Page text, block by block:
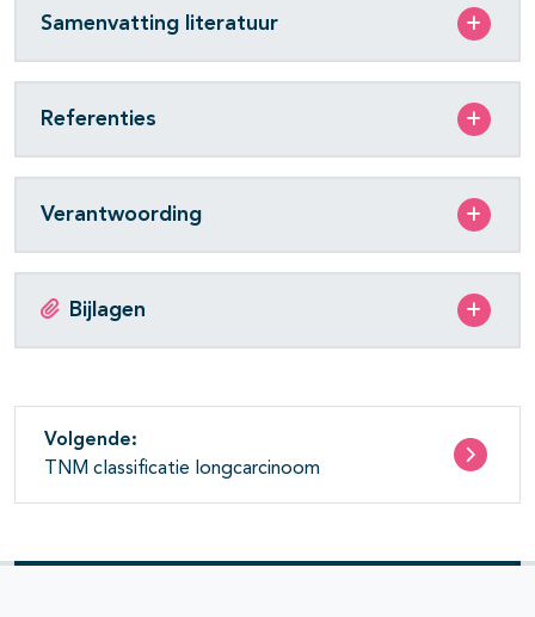
Samenvatting literatuur
Referenties
Verantwoording
Bijlagen
Volgende:
TNM classificatie longcarcinoom